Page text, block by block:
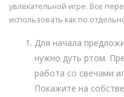
увлекательной игре. Все
использовать как по
Для начала
нужно дуть ртом.
работа со свечами
Покажите на